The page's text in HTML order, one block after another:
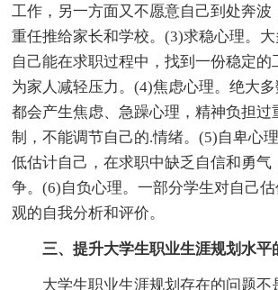
工作，另一方面又不愿意自己到处奔波
重任推给家长和学校。(3)求稳心理。
自己能在求职过程中，找到一份稳定的
为家人减轻压力。(4)焦虑心理。绝大
都会产生焦虑、急躁心理，精神负担过
制，不能调节自己的.情绪。(5)自卑心
低估计自己，在求职中缺乏自信和勇气
争。(6)自负心理。一部分学生对自己
观的自我分析和评价。
三、提升大学生职业生涯规划水平
大学生职业生涯规划存在的问题不